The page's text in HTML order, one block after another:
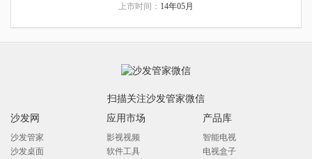
上市时间： 14年05月
扫描关注沙发管家微信
沙发网
沙发管家
沙发桌面
应用市场
影视视频
软件工具
产品库
智能电视
电视盒子